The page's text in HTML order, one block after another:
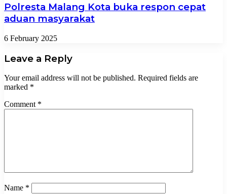
Polresta Malang Kota buka respon cepat
aduan masyarakat
6 February 2025
Leave a Reply
Your email address will not be published. Required fields are
marked *
Comment *
Name *